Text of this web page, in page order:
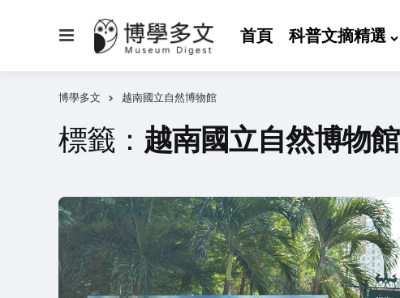
首頁 科普文摘精選
博學多文 越南國立自然博物館
標籤： 越南國立自然博物館